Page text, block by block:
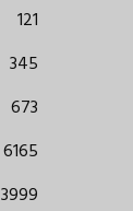
121
345
673
6165
3999